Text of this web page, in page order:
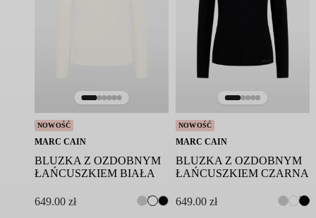
NOWOŚĆ
MARC CAIN
BLUZKA Z OZDOBNYM
ŁAŃCUSZKIEM BIAŁA
649.00 zł
NOWOŚĆ
MARC CAIN
BLUZKA Z OZDOBNYM
ŁAŃCUSZKIEM CZARNA
649.00 zł